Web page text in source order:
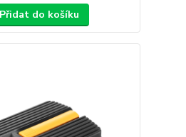
Přidat do košíku